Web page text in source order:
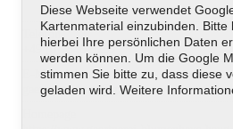
Telefon
+49 (0)7546-5259
E-Mail-Adresse
gaertnerei.haug@gmx.de
Diese Webseite verwendet
Kartenmaterial einzubinden. Bitte
hierbei Ihre persönlichen Daten
werden können. Um die Google
stimmen Sie bitte zu, dass diese
geladen wird. Weitere